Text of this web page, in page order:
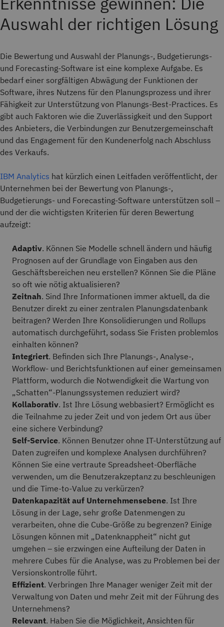
Auswahl der richtigen Lösung
Die Bewertung und Auswahl der Planungs-, Budgetierungs-
und Forecasting-Software ist eine komplexe Aufgabe. Es
bedarf einer sorgfältigen Abwägung der Funktionen der
Software, ihres Nutzens für den Planungsprozess und ihrer
Fähigkeit zur Unterstützung von Planungs-Best-Practices. Es
gibt auch Faktoren wie die Zuverlässigkeit und den Support
des Anbieters, die Verbindungen zur Benutzergemeinschaft
und das Engagement für den Kundenerfolg nach Abschluss
des Verkaufs.
IBM Analytics hat kürzlich einen Leitfaden veröffentlicht, der
Unternehmen bei der Bewertung von Planungs-,
Budgetierungs- und Forecasting-Software unterstützen soll –
und der die wichtigsten Kriterien für deren Bewertung
aufzeigt:
Adaptiv. Können Sie Modelle schnell ändern und häufig
Prognosen auf der Grundlage von Eingaben aus den
Geschäftsbereichen neu erstellen? Können Sie die Pläne
so oft wie nötig aktualisieren?
Zeitnah. Sind Ihre Informationen immer aktuell, da die
Benutzer direkt zu einer zentralen Planungsdatenbank
beitragen? Werden Ihre Konsolidierungen und Rollups
automatisch durchgeführt, sodass Sie Fristen problemlos
einhalten können?
Integriert. Befinden sich Ihre Planungs-, Analyse-,
Workflow- und Berichtsfunktionen auf einer gemeinsamen
Plattform, wodurch die Notwendigkeit die Wartung von
„Schatten“-Planungssystemen reduziert wird?
Kollaborativ. Ist Ihre Lösung webbasiert? Ermöglicht es
die Teilnahme zu jeder Zeit und von jedem Ort aus über
eine sichere Verbindung?
Self-Service. Können Benutzer ohne IT-Unterstützung auf
Daten zugreifen und komplexe Analysen durchführen?
Können Sie eine vertraute Spreadsheet-Oberfläche
verwenden, um die Benutzerakzeptanz zu beschleunigen
und die Time-to-Value zu verkürzen?
Datenkapazität auf Unternehmensebene. Ist Ihre
Lösung in der Lage, sehr große Datenmengen zu
verarbeiten, ohne die Cube-Größe zu begrenzen? Einige
Lösungen können mit „Datenknappheit“ nicht gut
umgehen – sie erzwingen eine Aufteilung der Daten in
mehrere Cubes für die Analyse, was zu Problemen bei der
Versionskontrolle führt.
Effizient. Verbringen Ihre Manager weniger Zeit mit der
Verwaltung von Daten und mehr Zeit mit der Führung des
Unternehmens?
Relevant. Haben Sie die Möglichkeit, Ansichten für